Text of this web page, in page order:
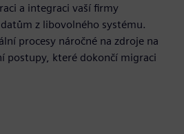
a integraci vaší firmy
z libovolného systému.
procesy náročné na zdroje na
postupy, které dokončí migraci